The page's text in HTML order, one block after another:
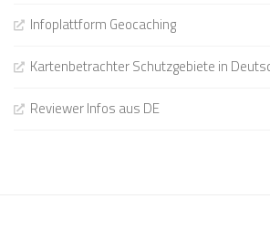
Infoplattform Geocaching
Kartenbetrachter Schutzgebiete in
Reviewer Infos aus DE